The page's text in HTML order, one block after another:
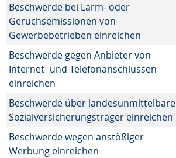
Beschwerde bei Lärm- oder
Geruchsemissionen von
Gewerbebetrieben einreichen
Beschwerde gegen Anbieter von
Internet- und Telefonanschlüssen
einreichen
Beschwerde über landesunmittelbare
Sozialversicherungsträger einreichen
Beschwerde wegen anstößiger
Werbung einreichen